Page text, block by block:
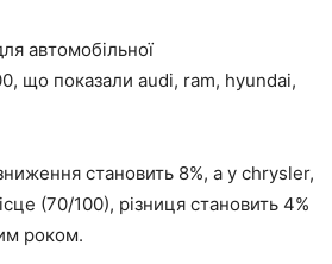
автомобільної
що показали audi, ram, hyundai,
становить 8%, а у chrysler,
(70/100), різниця становить 4%
роком.